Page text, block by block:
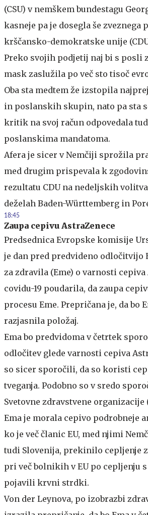
(CSU) v nemškem bundestagu
kasneje pa je dosegla še zveznega
krščansko-demokratske unije
Preko svojih podjetij naj bi s posli
mask zaslužila po več sto tisoč
Oba sta medtem že izstopila
in poslanskih skupin, nato pa sta
kritik na svoj račun odpovedala
poslanskima mandatoma.
Afera je sicer v Nemčiji sprožila
med drugim prispevala k
rezultatu CDU na nedeljskih
deželah Baden-Württemberg in
18:45
Zaupa cepivu AstraZenece
Predsednica Evropske komisije
je dan pred predvideno odločitvijo
za zdravila (Eme) o varnosti
covidu-19 poudarila, da zaupa
procesu Eme. Prepričana je, da bo
razjasnila položaj.
Ema bo predvidoma v četrtek
odločitev glede varnosti cepiva
so sicer sporočili, da so koristi
tveganja. Podobno so v sredo
Svetovne zdravstvene organizacije
Ema je morala cepivo podrobneje
ko je več članic EU, med njimi
tudi Slovenija, prekinilo cepljenje
pri več bolnikih v EU po cepljenju
pojavili krvni strdki.
Von der Leynova, po izobrazbi